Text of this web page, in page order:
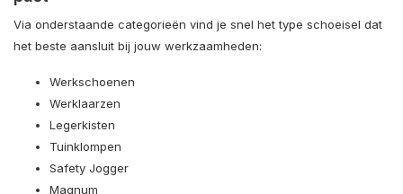
Via onderstaande categorieën vind je snel het type schoeisel dat
het beste aansluit bij jouw werkzaamheden:
Werkschoenen
Werklaarzen
Legerkisten
Tuinklompen
Safety Jogger
Magnum